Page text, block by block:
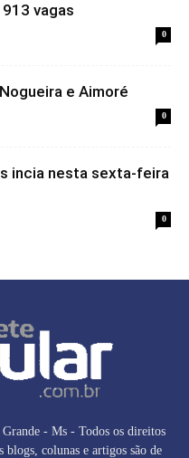
vagas
0
e Aimoré
0
incia nesta sexta-feira
0
- Ms - Todos os direitos
blogs, colunas e artigos são de